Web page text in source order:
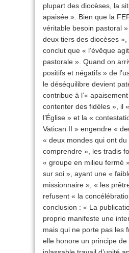
plupart des diocèses, la
apaisée ». Bien que la
véritable besoin pastoral
deux tiers des diocèses »,
conclut que « l’évêque
pastorale ». Quand on
positifs et négatifs » de
le déséquilibre devient
contribue à l’«
contenter des fidèles », il
l’Église » et la «
Vatican II » engendre «
« deux mondes qui ont du
comprendre », les tradis
« groupe en milieu fermé
sur soi », ayant une «
missionnaire », « les
refusent « la
conclusion : « La
proprio manifeste une
mais qui ne porte pas les
elle honore un principe de